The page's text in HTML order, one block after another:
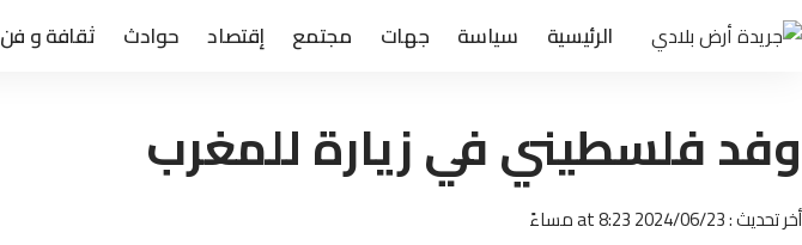
الرئيسية سياسة جهات مجتمع إقتصاد حوادث ثقافة و فن
وفد فلسطيني في زيارة للمغرب
أخر تحديث : 2024/06/23 at 8:23 مساءً